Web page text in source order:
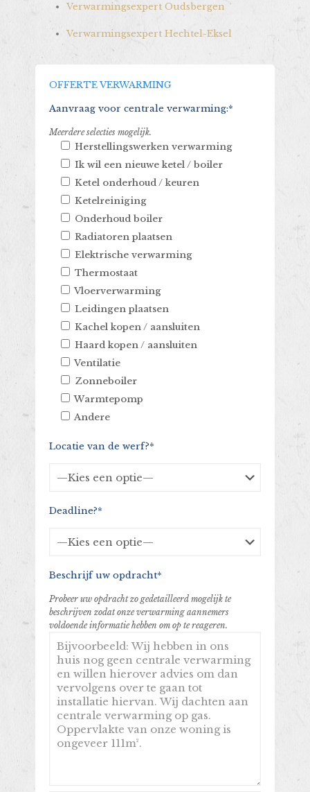
Verwarmingsexpert Oudsbergen
Verwarmingsexpert Hechtel-Eksel
OFFERTE VERWARMING
Aanvraag voor centrale verwarming:*
Meerdere selecties mogelijk.
Herstellingswerken verwarming
Ik wil een nieuwe ketel / boiler
Ketel onderhoud / keuren
Ketelreiniging
Onderhoud boiler
Radiatoren plaatsen
Elektrische verwarming
Thermostaat
Vloerverwarming
Leidingen plaatsen
Kachel kopen / aansluiten
Haard kopen / aansluiten
Ventilatie
Zonneboiler
Warmtepomp
Andere
Locatie van de werf?*
Deadline?*
Beschrijf uw opdracht*
Probeer uw opdracht zo gedetailleerd mogelijk te
beschrijven zodat onze verwarming aannemers
voldoende informatie hebben om op te reageren.